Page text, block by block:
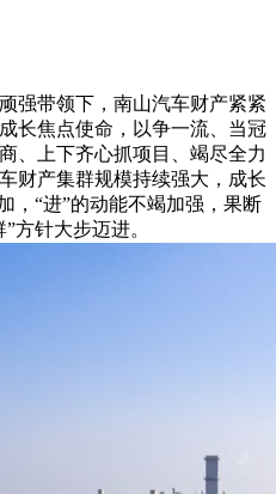
带领下，南山汽车财产紧紧
长焦点使命，以争一流、当冠
、上下齐心抓项目、竭尽全力
财产集群规模持续强大，成长
，“进”的动能不竭加强，果断
方针大步迈进。